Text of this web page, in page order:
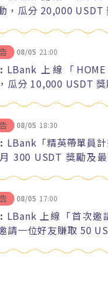
，瓜分 20,000 USDT
08/05 21:00
LBank 上線「HOME
瓜分 10,000 USDT 獎
08/05 18:30
LBank「精英帶單員
300 USDT 獎勵及
08/05 17:00
LBank 上線「首次邀
請一位好友賺取 50